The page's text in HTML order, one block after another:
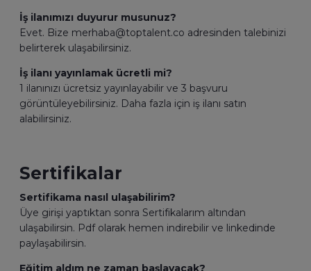
İş ilanımızı duyurur musunuz?
Evet. Bize merhaba@toptalent.co adresinden talebinizi
belirterek ulaşabilirsiniz.
İş ilanı yayınlamak ücretli mi?
1 ilanınızı ücretsiz yayınlayabilir ve 3 başvuru
görüntüleyebilirsiniz. Daha fazla için iş ilanı satın
alabilirsiniz.
Sertifikalar
Sertifikama nasıl ulaşabilirim?
Üye girişi yaptıktan sonra Sertifikalarım altından
ulaşabilirsin. Pdf olarak hemen indirebilir ve linkedinde
paylaşabilirsin.
Eğitim aldım ne zaman başlayacak?